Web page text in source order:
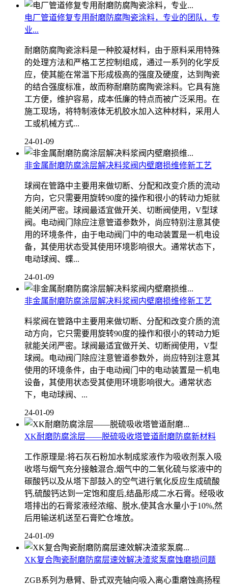
电厂管道修复专用耐磨防腐陶瓷涂料，专业的团队，专
业...
耐磨防腐陶瓷涂料是一种胶凝材料，由于原料采用特殊
的处理方法和严格工艺控制组成，通过一系列的化学反
应，使其能在常温下形成极高的强度及硬度，达到陶瓷
的结合强度标准，故而称耐磨防腐陶瓷涂料。它具有施
工方便，维护容易，成本低廉的特点而被广泛采用。在
施工现场，将特制液体无机胶水加入这种材料，采用人
工或机械方式...
24-01-09
非金属耐磨防腐涂层解决料浆阀内壁磨损维修新工艺
球阀在管路中主要用来做切断、分配和改变介质的流动
方向，它只需要用旋转90度的操作和很小的转动力矩就
能关闭严密。球阀最适宜做开关、切断阀使用，V型球
阀。电动阀门除应注意管道参数外，尚应特别注意其使
用的环境条件，由于电动阀门中的电动装置是一机电设
备，其使用状态受其使用环境影响很大。通常状态下，
电动球阀、蝶...
24-01-09
非金属耐磨防腐涂层解决料浆阀内壁磨损维修新工艺
料浆阀在管路中主要用来做切断、分配和改变介质的流
动方向，它只需要用旋转90度的操作和很小的转动力矩
就能关闭严密。球阀最适宜做开关、切断阀使用，V型
球阀。电动阀门除应注意管道参数外，尚应特别注意其
使用的环境条件，由于电动阀门中的电动装置是一机电
设备，其使用状态受其使用环境影响很大。通常状态
下，电动球阀、...
24-01-09
XK耐磨防腐涂层——脱硫吸收塔管道耐磨防腐新材料
工作原理是:将石灰石粉加水制成浆液作为吸收剂泵入吸
收塔与烟气充分接触混合,烟气中的二氧化硫与浆液中的
碳酸钙以及从塔下部鼓入的空气进行氧化反应生成硫酸
钙,硫酸钙达到一定饱和度后,结晶形成二水石膏。经吸收
塔排出的石膏浆液经浓缩、脱水,使其含水量小于10%,然
后用输送机送至石膏贮仓堆放。
24-01-09
XK复合陶瓷耐磨防腐层速效解决渣浆泵腐蚀磨损问题
ZGB系列为悬臂、卧式双壳轴向吸入离心重磨蚀高扬程